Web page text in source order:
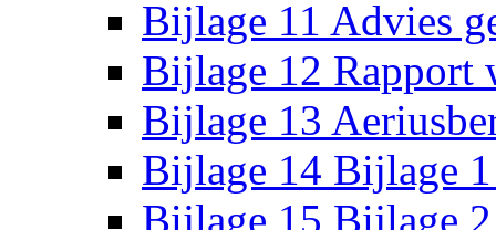
Bijlage 11 Advies
Bijlage 12 Rapport
Bijlage 13
Bijlage 14 Bijlage
Bijlage 15 Bijlage